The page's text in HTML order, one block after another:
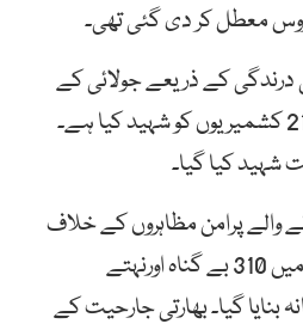
معطل کر دی گئی تھی۔
درندگی کے ذریعے جولائی کے
مہینہ میں خاتون سمیت 21 کشمیریوں کو شہید کیا ہے۔
شہید کیا گیا۔
والے پرامن مظاہروں کے خلاف
بھارتی فورسز کی کارروائیوں میں 310 بے گناہ اورنہتے
بنایا گیا۔ بھارتی جارحیت کے